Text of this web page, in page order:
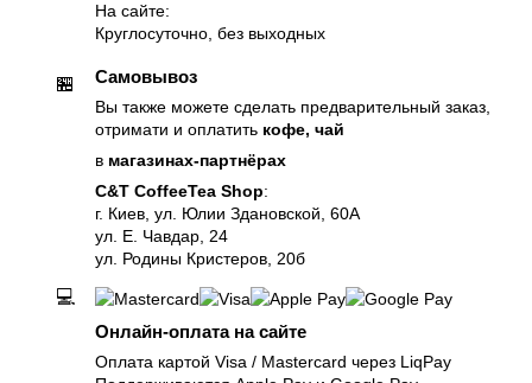
На сайте:
Круглосуточно, без выходных
🏪 Самовывоз
Вы также можете сделать предварительный заказ,
отримати и оплатить кофе, чай
в магазинах-партнёрах
C&T CoffeeTea Shop:
г. Киев, ул. Юлии Здановской, 60А
ул. Е. Чавдар, 24
ул. Родины Кристеров, 20б
💻
Онлайн-оплата на сайте
Оплата картой Visa / Mastercard через LiqPay